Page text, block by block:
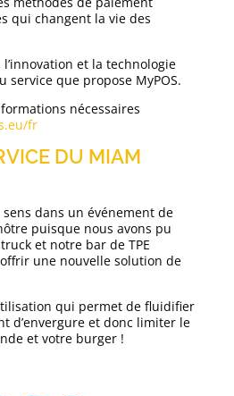
qui changent la vie des
et la technologie
service que propose MyPOS.
nécessaires
fr
DU MIAM
dans un événement de
puisque nous avons pu
et notre bar de TPE
une nouvelle solution de
qui permet de fluidifier
d’envergure et donc limiter le
et votre burger !